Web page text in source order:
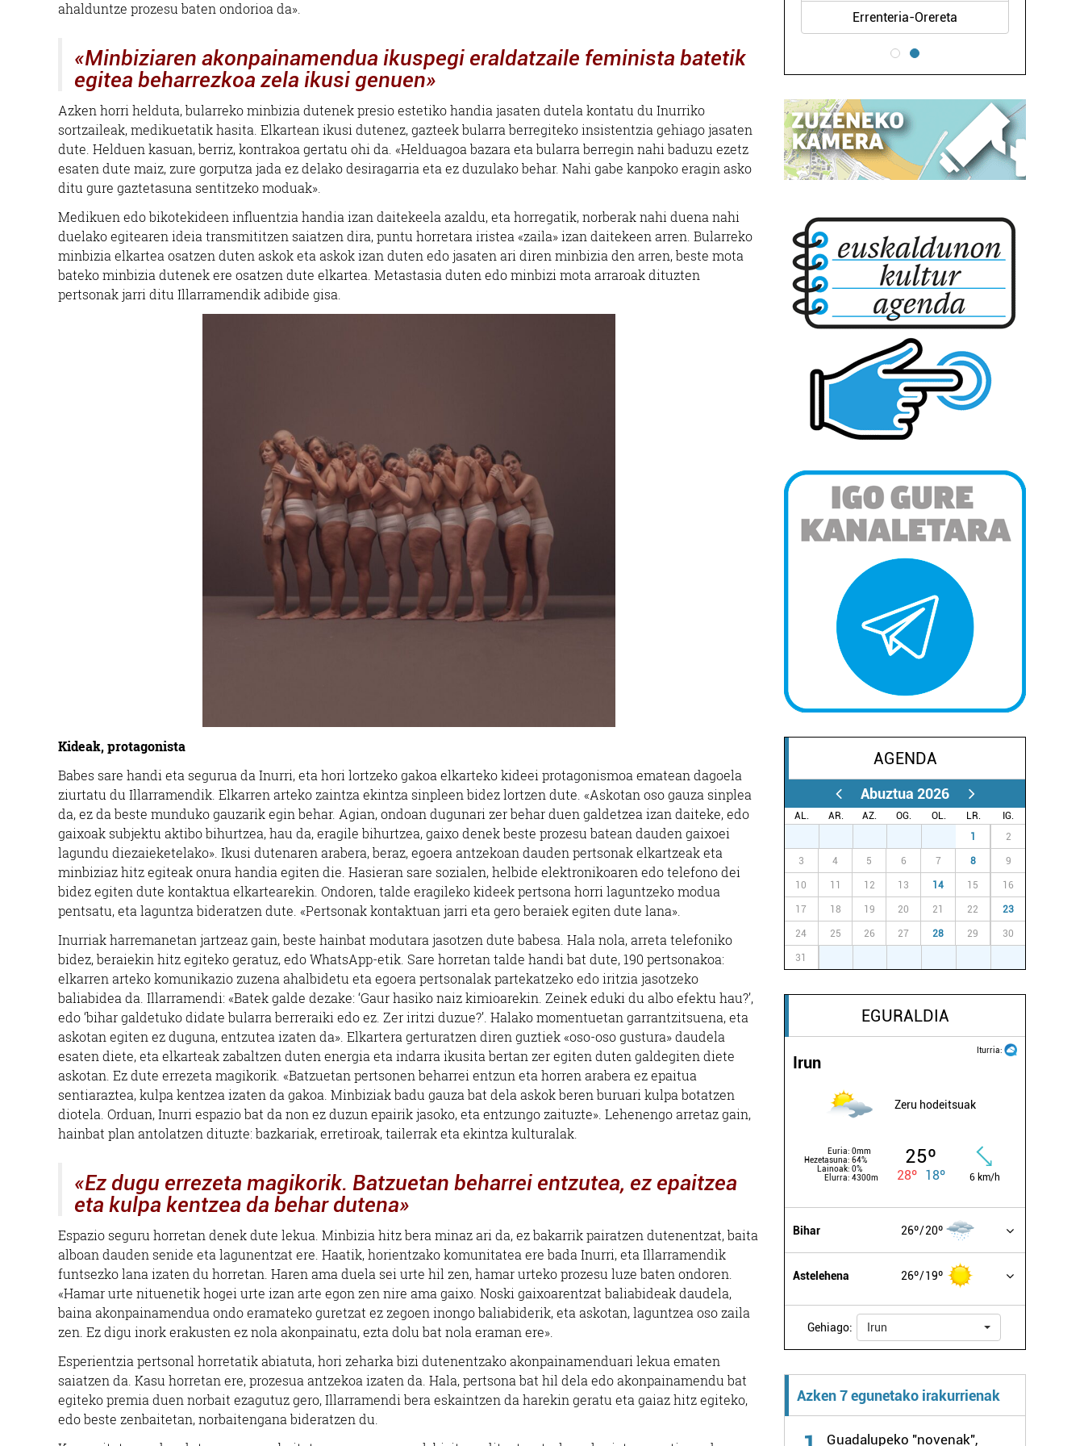
ahalduntze prozesu baten ondorioa da».
«Minbiziaren akonpainamendua ikuspegi eraldatzaile feminista batetik
egitea beharrezkoa zela ikusi genuen»
Azken horri helduta, bularreko minbizia dutenek presio estetiko handia jasaten dutela kontatu du Inurriko
sortzaileak, medikuetatik hasita. Elkartean ikusi dutenez, gazteek bularra berregiteko insistentzia gehiago jasaten
dute. Helduen kasuan, berriz, kontrakoa gertatu ohi da. «Helduagoa bazara eta bularra berregin nahi baduzu ezetz
esaten dute maiz, zure gorputza jada ez delako desiragarria eta ez duzulako behar. Nahi gabe kanpoko eragin asko
ditu gure gaztetasuna sentitzeko moduak».
Medikuen edo bikotekideen influentzia handia izan daitekeela azaldu, eta horregatik, norberak nahi duena nahi
duelako egitearen ideia transmititzen saiatzen dira, puntu horretara iristea «zaila» izan daitekeen arren. Bularreko
minbizia elkartea osatzen duten askok eta askok izan duten edo jasaten ari diren minbizia den arren, beste mota
bateko minbizia dutenek ere osatzen dute elkartea. Metastasia duten edo minbizi mota arraroak dituzten
pertsonak jarri ditu Illarramendik adibide gisa.
Kideak, protagonista
Babes sare handi eta segurua da Inurri, eta hori lortzeko gakoa elkarteko kideei protagonismoa ematean dagoela
ziurtatu du Illarramendik. Elkarren arteko zaintza ekintza sinpleen bidez lortzen dute. «Askotan oso gauza sinplea
da, ez da beste munduko gauzarik egin behar. Agian, ondoan dugunari zer behar duen galdetzea izan daiteke, edo
gaixoak subjektu aktibo bihurtzea, hau da, eragile bihurtzea, gaixo denek beste prozesu batean dauden gaixoei
lagundu diezaieketelako». Ikusi dutenaren arabera, beraz, egoera antzekoan dauden pertsonak elkartzeak eta
minbiziaz hitz egiteak onura handia egiten die. Hasieran sare sozialen, helbide elektronikoaren edo telefono dei
bidez egiten dute kontaktua elkartearekin. Ondoren, talde eragileko kideek pertsona horri laguntzeko modua
pentsatu, eta laguntza bideratzen dute. «Pertsonak kontaktuan jarri eta gero beraiek egiten dute lana».
Inurriak harremanetan jartzeaz gain, beste hainbat modutara jasotzen dute babesa. Hala nola, arreta telefoniko
bidez, beraiekin hitz egiteko geratuz, edo WhatsApp-etik. Sare horretan talde handi bat dute, 190 pertsonakoa:
elkarren arteko komunikazio zuzena ahalbidetu eta egoera pertsonalak partekatzeko edo iritzia jasotzeko
baliabidea da. Illarramendi: «Batek galde dezake: ‘Gaur hasiko naiz kimioarekin. Zeinek eduki du albo efektu hau?’,
edo ‘bihar galdetuko didate bularra berreraiki edo ez. Zer iritzi duzue?’. Halako momentuetan garrantzitsuena, eta
askotan egiten ez duguna, entzutea izaten da». Elkartera gerturatzen diren guztiek «oso-oso gustura» daudela
esaten diete, eta elkarteak zabaltzen duten energia eta indarra ikusita bertan zer egiten duten galdegiten diete
askotan. Ez dute errezeta magikorik. «Batzuetan pertsonen beharrei entzun eta horren arabera ez epaitua
sentiaraztea, kulpa kentzea izaten da gakoa. Minbiziak badu gauza bat dela askok beren buruari kulpa botatzen
diotela. Orduan, Inurri espazio bat da non ez duzun epairik jasoko, eta entzungo zaituzte». Lehenengo arretaz gain,
hainbat plan antolatzen dituzte: bazkariak, erretiroak, tailerrak eta ekintza kulturalak.
«Ez dugu errezeta magikorik. Batzuetan beharrei entzutea, ez epaitzea
eta kulpa kentzea da behar dutena»
Espazio seguru horretan denek dute lekua. Minbizia hitz bera minaz ari da, ez bakarrik pairatzen dutenentzat, baita
alboan dauden senide eta lagunentzat ere. Haatik, horientzako komunitatea ere bada Inurri, eta Illarramendik
funtsezko lana izaten du horretan. Haren ama duela sei urte hil zen, hamar urteko prozesu luze baten ondoren.
«Hamar urte nituenetik hogei urte izan arte egon zen nire ama gaixo. Noski gaixoarentzat baliabideak daudela,
baina akonpainamendua ondo eramateko guretzat ez zegoen inongo baliabiderik, eta askotan, laguntzea oso zaila
zen. Ez digu inork erakusten ez nola akonpainatu, ezta dolu bat nola eraman ere».
Esperientzia pertsonal horretatik abiatuta, hori zeharka bizi dutenentzako akonpainamenduari lekua ematen
saiatzen da. Kasu horretan ere, prozesua antzekoa izaten da. Hala, pertsona bat hil dela edo akonpainamendu bat
egiteko premia duen norbait ezagutuz gero, Illarramendi bera eskaintzen da harekin geratu eta gaiaz hitz egiteko,
edo beste zenbaitetan, norbaitengana bideratzen du.
Errenteria-Orereta Errenteria-Orereta
AGENDA
Abuztua 2026
AL. AR. AZ. OG. OL. LR.
IG.
1 2
3 4 5 6 7 8 9
10 11 12 13 14 15 16
17 18 19 20 21 22 23
24 25 26 27 28 29 30
31
EGURALDIA
Iturria:
Irun
Zeru hodeitsuak
Euria: 0mm
Hezetasuna: 64%
Lainoak: 0%
Elurra: 4300m
25º
28º 18º 6 km/h
Bihar 26º 20º
Astelehena 26º 19º
Gehiago: Irun
Azken 7 egunetako irakurrienak
Guadalupeko "novenak",